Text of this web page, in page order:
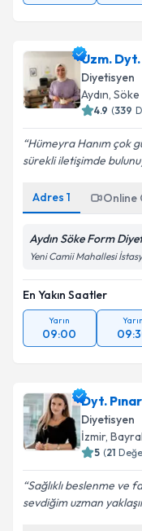
Uzm.
Diyetisyen
Aydın, Söke
4.9 (339
Hümeyra Hanım çok
sürekli iletişimde
Adres 1 Online
Aydın Söke Form
Yeni Camii Mahallesi
En Yakın Saatler
Yarın
09:00
Yarın
Dyt.
Diyetisyen
İzmir,
5 (21
Sağlıklı beslenme ve
sevdiğim uzman